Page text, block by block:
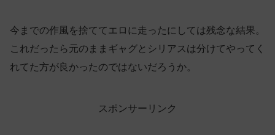
今までの作風を捨ててエロに走ったにしては残念な結果。
これだったら元のままギャグとシリアスは分けてやってく
れてた方が良かったのではないだろうか。
スポンサーリンク